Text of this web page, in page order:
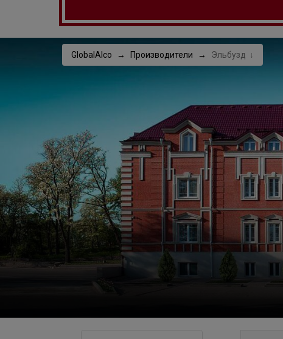
GlobalAlco Производители Эльбузд